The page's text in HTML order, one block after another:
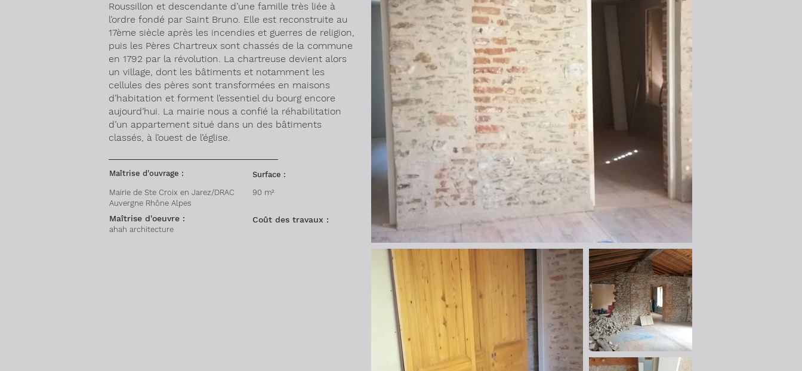
Roussillon et descendante d’une famille très liée à
l’ordre fondé par Saint Bruno. Elle est reconstruite au
17ème siècle après les incendies et guerres de religion,
puis les Pères Chartreux sont chassés de la commune
en 1792 par la révolution. La chartreuse devient alors
un village, dont les bâtiments et notamment les
cellules des pères sont transformées en maisons
d’habitation et forment l’essentiel du bourg encore
aujourd’hui. La mairie nous a confié la réhabilitation
d’un appartement situé dans un des bâtiments
classés, à l’ouest de l’église.
Maîtrise d'ouvrage :
Surface :
Mairie de Ste Croix en Jarez/DRAC
Auvergne Rhône Alpes
90 m²
Maîtrise d'oeuvre :
ahah architecture
Coût des travaux :